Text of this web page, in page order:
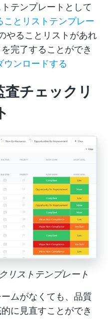
テンプレートとして
ことリストテンプレー
やることリストがあれ
完了することができ
ウンロードする
チェックリ
リストテンプレート
ムがなくても、品質
に見直すことができ